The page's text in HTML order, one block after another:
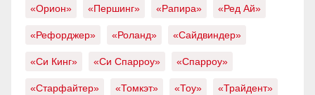
«Орион» «Першинг» «Рапира» «Ред Ай»
«Рефорджер» «Роланд» «Сайдвиндер»
«Си Кинг» «Си Спарроу» «Спарроу»
«Старфайтер» «Томкэт» «Тоу» «Трайдент»